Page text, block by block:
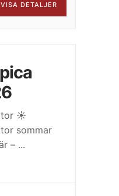
VISA DETALJER
☀️
sommar
– ...